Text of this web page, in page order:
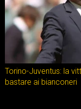
Torino-Juventus: la
bastare ai bianconeri